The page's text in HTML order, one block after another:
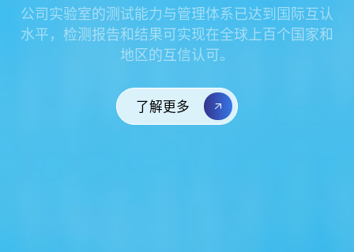
公司实验室的测试能力与管理体系已达到国际互认
水平，检测报告和结果可实现在全球上百个国家和
地区的互信认可。
了解更多